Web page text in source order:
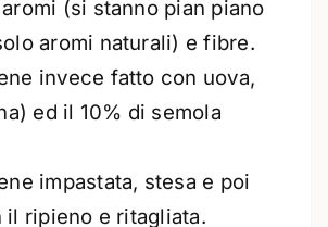
(si stanno pian piano
aromi naturali) e fibre.
invece fatto con uova,
ed il 10% di semola
impastata, stesa e poi
il ripieno e ritagliata.